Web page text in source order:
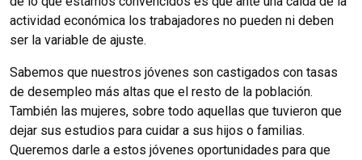
actividad económica los trabajadores no pueden ni deben
ser la variable de ajuste.
Sabemos que nuestros jóvenes son castigados con tasas
de desempleo más altas que el resto de la población.
También las mujeres, sobre todo aquellas que tuvieron que
dejar sus estudios para cuidar a sus hijos o familias.
Queremos darle a estos jóvenes oportunidades para que